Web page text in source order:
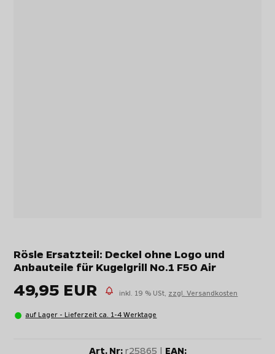
Rösle Ersatzteil: Deckel ohne Logo und
Anbauteile für Kugelgrill No.1 F50 Air
49,95 EUR inkl. 19 % USt, zzgl. Versandkosten
auf Lager - Lieferzeit ca. 1-4 Werktage
Art. Nr:r25865 | EAN: